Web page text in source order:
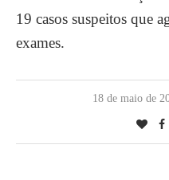
19 casos suspeitos que
exames.
18 de maio de